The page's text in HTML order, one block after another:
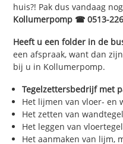
huis?! Pak dus vandaag
Kollumerpomp ☎ 0513-
Heeft u een folder in de
een afspraak, want dan
bij u in Kollumerpomp.
Tegelzettersbedrijf met
Het lijmen van vloer- en
Het zetten van
Het leggen van
Het aanmaken van lijm,